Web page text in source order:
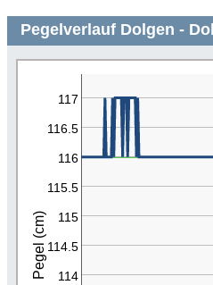
Pegelverlauf Dolgen -
Pegel (cm) 114
114.5
115
115.5
116
116.5
117